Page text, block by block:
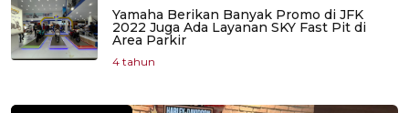
Yamaha Berikan Banyak Promo di JFK
2022 Juga Ada Layanan SKY Fast Pit di
Area Parkir
4 tahun